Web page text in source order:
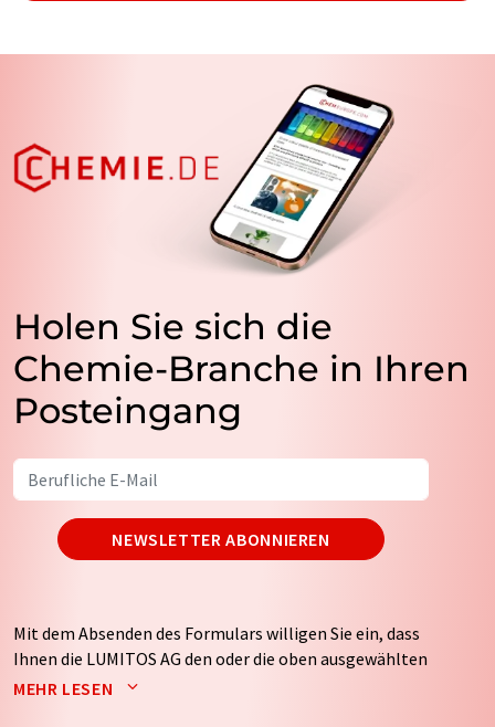
Holen Sie sich die
Chemie-Branche in Ihren
Posteingang
NEWSLETTER ABONNIEREN
Mit dem Absenden des Formulars willigen Sie ein, dass
Ihnen die LUMITOS AG den oder die oben ausgewählten
Newsletter per E-Mail zusendet. Ihre Daten werden
MEHR LESEN